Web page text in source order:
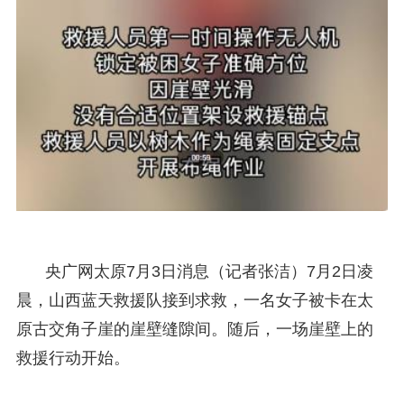
央广网太原7月3日消息（记者张洁）7月2日凌
晨，山西蓝天救援队接到求救，一名女子被卡在太
原古交角子崖的崖壁缝隙间。随后，一场崖壁上的
救援行动开始。